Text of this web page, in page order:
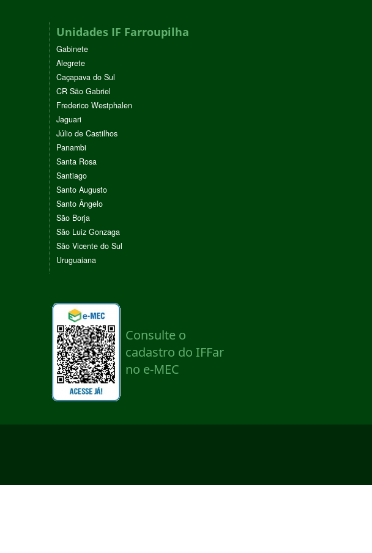
Unidades IF Farroupilha
Gabinete
Alegrete
Caçapava do Sul
CR São Gabriel
Frederico Westphalen
Jaguari
Júlio de Castilhos
Panambi
Santa Rosa
Santiago
Santo Augusto
Santo Ângelo
São Borja
São Luiz Gonzaga
São Vicente do Sul
Uruguaiana